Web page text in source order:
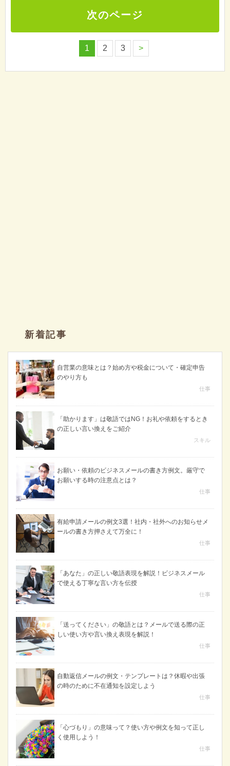
次のページ
1 2 3 >
新着記事
自営業の意味とは？始め方や税金について・確定申告
のやり方も
仕事
「助かります」は敬語ではNG！お礼や依頼をするとき
の正しい言い換えをご紹介
スキル
お願い・依頼のビジネスメールの書き方例文。厳守で
お願いする時の注意点とは？
仕事
有給申請メールの例文3選！社内・社外へのお知らせメ
ールの書き方押さえて万全に！
仕事
「あなた」の正しい敬語表現を解説！ビジネスメール
で使える丁寧な言い方を伝授
仕事
「送ってください」の敬語とは？メールで送る際の正
しい使い方や言い換え表現を解説！
仕事
自動返信メールの例文・テンプレートは？休暇や出張
の時のために不在通知を設定しよう
仕事
「心づもり」の意味って？使い方や例文を知って正し
く使用しよう！
仕事